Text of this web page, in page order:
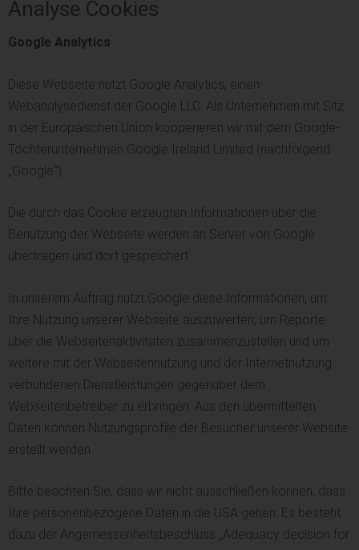
Analyse Cookies
Google Analytics
Diese Webseite nutzt Google Analytics, einen
Webanalysedienst der Google LLC. Als Unternehmen mit Sitz
in der Europäischen Union kooperieren wir mit dem Google-
Tochterunternehmen Google Ireland Limited (nachfolgend
„Google“).
Die durch das Cookie erzeugten Informationen über die
Benutzung der Webseite werden an Server von Google
übertragen und dort gespeichert.
In unserem Auftrag nutzt Google diese Informationen, um
Ihre Nutzung unserer Webseite auszuwerten, um Reporte
über die Webseitenaktivitäten zusammenzustellen und um
weitere mit der Webseitennutzung und der Internetnutzung
verbundenen Dienstleistungen gegenüber dem
Webseitenbetreiber zu erbringen. Aus den übermittelten
Daten können Nutzungsprofile der Besucher unserer Website
erstellt werden.
Bitte beachten Sie, dass wir nicht ausschließen können, dass
Ihre personenbezogene Daten in die USA gehen. Es besteht
dazu der Angemessenheitsbeschluss „Adequacy decision for